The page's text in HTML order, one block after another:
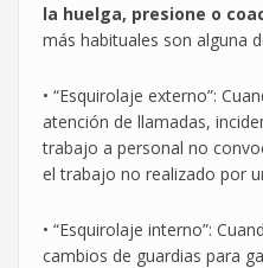
la huelga, presione o
más habituales son alguna
• “Esquirolaje externo”:
atención de llamadas,
trabajo a personal no
el trabajo no realizado por
• “Esquirolaje interno”:
cambios de guardias para